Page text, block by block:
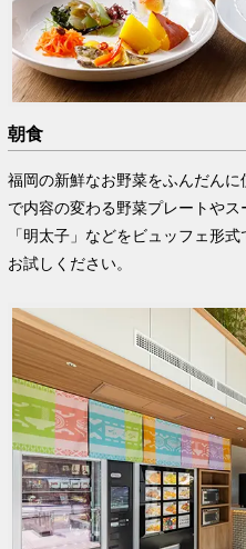
朝食
福岡の新鮮なお野菜をふんだん
で内容の変わる野菜プレートや
「明太子」などをビュッフェ形
お試しください。